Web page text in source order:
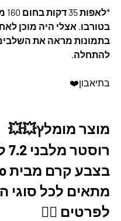
בטורבו. אצלי היה מוכן לאחר 30
בתמונות מראה את
להתחלה.
בתיאבון❤️
מוצר מומלץ💥💥
מתאים לכל סוגי
לפרטים 👇🏼